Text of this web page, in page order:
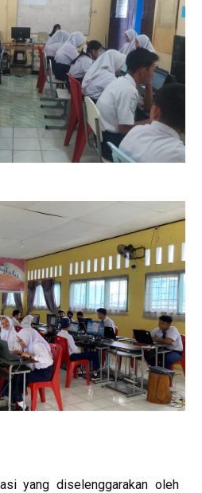
yang diselenggarakan oleh